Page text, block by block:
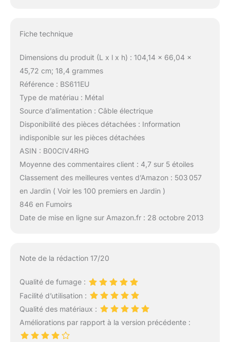
Fiche technique
Dimensions du produit (L x l x h) : 104,14 x 66,04 x
45,72 cm; 18,4 grammes
Référence : BS611EU
Type de matériau : Métal
Source d’alimentation : Câble électrique
Disponibilité des pièces détachées : Information
indisponible sur les pièces détachées
ASIN : B00CIV4RHG
Moyenne des commentaires client : 4,7 sur 5 étoiles
Classement des meilleures ventes d’Amazon : 503 057
en Jardin ( Voir les 100 premiers en Jardin )
846 en Fumoirs
Date de mise en ligne sur Amazon.fr : 28 octobre 2013
Note de la rédaction 17/20
Qualité de fumage :
Facilité d’utilisation :
Qualité des matériaux :
Améliorations par rapport à la version précédente :